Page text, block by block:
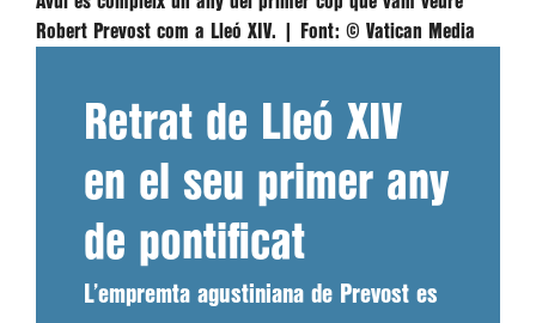
Robert Prevost com a Lleó XIV. |
Font: © Vatican Media
Retrat de Lleó XIV
en el seu primer any
de pontificat
L’empremta agustiniana de Prevost es